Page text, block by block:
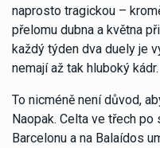
naprosto tragickou –
přelomu dubna a května
každý týden dva duely je
nemají až tak hluboký kádr.
To nicméně není důvod,
Naopak. Celta ve třech
Barcelonu a na Balaídos